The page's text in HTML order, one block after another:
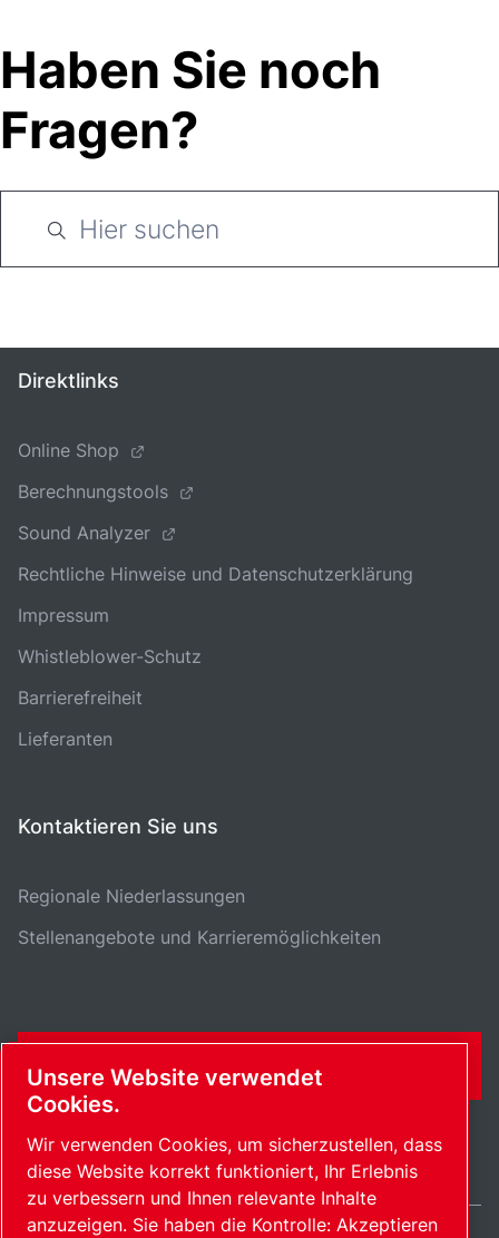
Haben Sie noch
Fragen?
Direktlinks
Online Shop
Berechnungstools
Sound Analyzer
Rechtliche Hinweise und Datenschutzerklärung
Impressum
Whistleblower-Schutz
Barrierefreiheit
Lieferanten
Kontaktieren Sie uns
Regionale Niederlassungen
Stellenangebote und Karrieremöglichkeiten
KONTAKTFORMULAR
Unsere Website verwendet
Cookies.
Wir verwenden Cookies, um sicherzustellen, dass
diese Website korrekt funktioniert, Ihr Erlebnis
zu verbessern und Ihnen relevante Inhalte
anzuzeigen. Sie haben die Kontrolle: Akzeptieren